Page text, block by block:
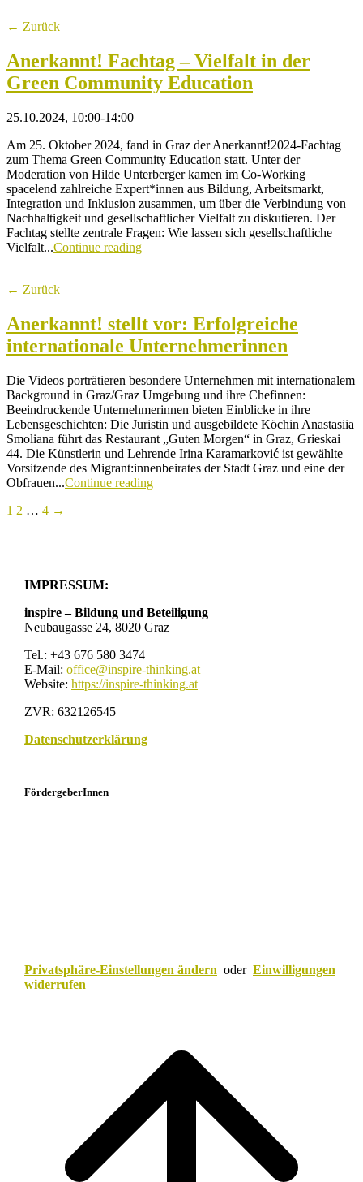
← Zurück
Anerkannt! Fachtag – Vielfalt in der
Green Community Education
25.10.2024, 10:00-14:00
Am 25. Oktober 2024, fand in Graz der Anerkannt!2024-Fachtag
zum Thema Green Community Education statt. Unter der
Moderation von Hilde Unterberger kamen im Co-Working
spacelend zahlreiche Expert*innen aus Bildung, Arbeitsmarkt,
Integration und Inklusion zusammen, um über die Verbindung von
Nachhaltigkeit und gesellschaftlicher Vielfalt zu diskutieren. Der
Fachtag stellte zentrale Fragen: Wie lassen sich gesellschaftliche
Vielfalt...Continue reading
← Zurück
Anerkannt! stellt vor: Erfolgreiche
internationale Unternehmerinnen
Die Videos porträtieren besondere Unternehmen mit internationalem
Background in Graz/Graz Umgebung und ihre Chefinnen:
Beeindruckende Unternehmerinnen bieten Einblicke in ihre
Lebensgeschichten: Die Juristin und ausgebildete Köchin Anastasiia
Smoliana führt das Restaurant „Guten Morgen“ in Graz, Grieskai
44. Die Künstlerin und Lehrende Irina Karamarković ist gewählte
Vorsitzende des Migrant:innenbeirates der Stadt Graz und eine der
Obfrauen...Continue reading
Seitennummerierung
1 2 … 4 →
IMPRESSUM:
inspire – Bildung und Beteiligung
Neubaugasse 24, 8020 Graz
Tel.: +43 676 580 3474
E-Mail: office@inspire-thinking.at
Website: https://inspire-thinking.at
ZVR: 632126545
Datenschutzerklärung
FördergeberInnen
Privatsphäre-Einstellungen ändern oder Einwilligungen
widerrufen